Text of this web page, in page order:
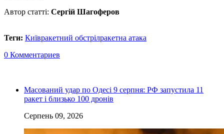
Автор статті: Сергій Шагоферов
Теги: Київракетний обстрілракетна атака
0 Комментариев
Масований удар по Одесі 9 серпня: РФ запустила 11
ракет і близько 100 дронів
Серпень 09, 2026